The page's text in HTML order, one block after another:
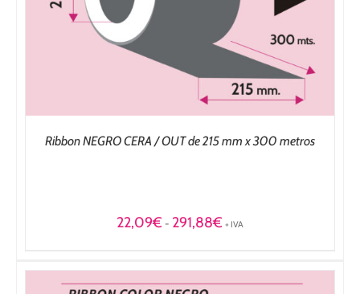
Ribbon NEGRO CERA / OUT de 215 mm x 300 metros
22,09€ - 291,88€Rango
+ IVA